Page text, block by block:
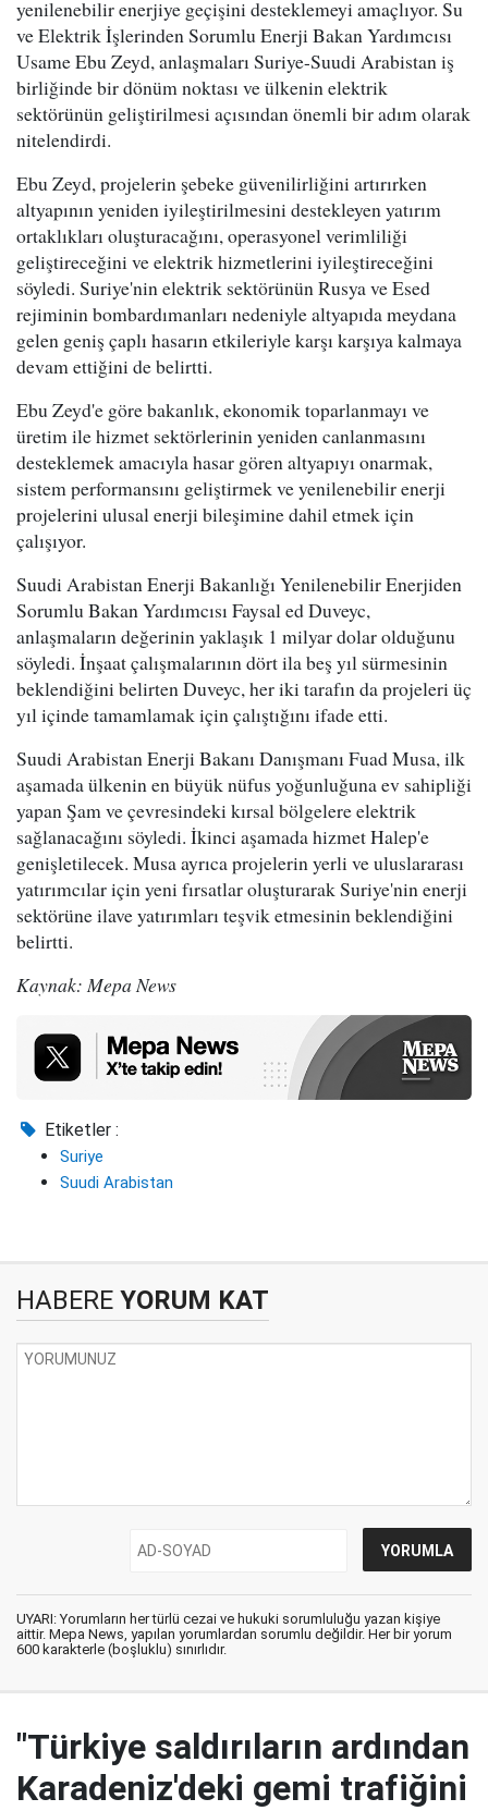
yenilenebilir enerjiye geçişini desteklemeyi amaçlıyor. Su
ve Elektrik İşlerinden Sorumlu Enerji Bakan Yardımcısı
Usame Ebu Zeyd, anlaşmaları Suriye-Suudi Arabistan iş
birliğinde bir dönüm noktası ve ülkenin elektrik
sektörünün geliştirilmesi açısından önemli bir adım olarak
nitelendirdi.
Ebu Zeyd, projelerin şebeke güvenilirliğini artırırken
altyapının yeniden iyileştirilmesini destekleyen yatırım
ortaklıkları oluşturacağını, operasyonel verimliliği
geliştireceğini ve elektrik hizmetlerini iyileştireceğini
söyledi. Suriye'nin elektrik sektörünün Rusya ve Esed
rejiminin bombardımanları nedeniyle altyapıda meydana
gelen geniş çaplı hasarın etkileriyle karşı karşıya kalmaya
devam ettiğini de belirtti.
Ebu Zeyd'e göre bakanlık, ekonomik toparlanmayı ve
üretim ile hizmet sektörlerinin yeniden canlanmasını
desteklemek amacıyla hasar gören altyapıyı onarmak,
sistem performansını geliştirmek ve yenilenebilir enerji
projelerini ulusal enerji bileşimine dahil etmek için
çalışıyor.
Suudi Arabistan Enerji Bakanlığı Yenilenebilir Enerjiden
Sorumlu Bakan Yardımcısı Faysal ed Duveyc,
anlaşmaların değerinin yaklaşık 1 milyar dolar olduğunu
söyledi. İnşaat çalışmalarının dört ila beş yıl sürmesinin
beklendiğini belirten Duveyc, her iki tarafın da projeleri üç
yıl içinde tamamlamak için çalıştığını ifade etti.
Suudi Arabistan Enerji Bakanı Danışmanı Fuad Musa, ilk
aşamada ülkenin en büyük nüfus yoğunluğuna ev sahipliği
yapan Şam ve çevresindeki kırsal bölgelere elektrik
sağlanacağını söyledi. İkinci aşamada hizmet Halep'e
genişletilecek. Musa ayrıca projelerin yerli ve uluslararası
yatırımcılar için yeni fırsatlar oluşturarak Suriye'nin enerji
sektörüne ilave yatırımları teşvik etmesinin beklendiğini
belirtti.
Kaynak: Mepa News
Etiketler :
Suriye
Suudi Arabistan
HABERE YORUM KAT
UYARI: Yorumların her türlü cezai ve hukuki sorumluluğu yazan kişiye
aittir. Mepa News, yapılan yorumlardan sorumlu değildir. Her bir yorum
600 karakterle (boşluklu) sınırlıdır.
"Türkiye saldırıların ardından
Karadeniz'deki gemi trafiğini